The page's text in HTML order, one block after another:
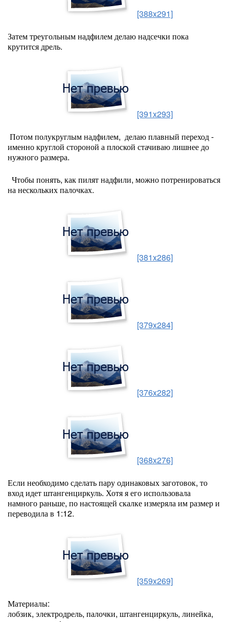
[388x291]
Затем треугольным надфилем делаю надсечки пока
крутится дрель.
[391x293]
Потом полукруглым надфилем, делаю плавный переход -
именно круглой стороной а плоской стачиваю лишнее до
нужного размера.
Чтобы понять, как пилят надфили, можно потренироваться
на нескольких палочках.
[381x286]
[379x284]
[376x282]
[368x276]
Если необходимо сделать пару одинаковых заготовок, то
вход идет штангенциркуль. Хотя я его использовала
намного раньше, по настоящей скалке измеряла им размер и
переводила в 1:12.
[359x269]
Материалы:
лобзик, электродрель, палочки, штангенциркуль, линейка,